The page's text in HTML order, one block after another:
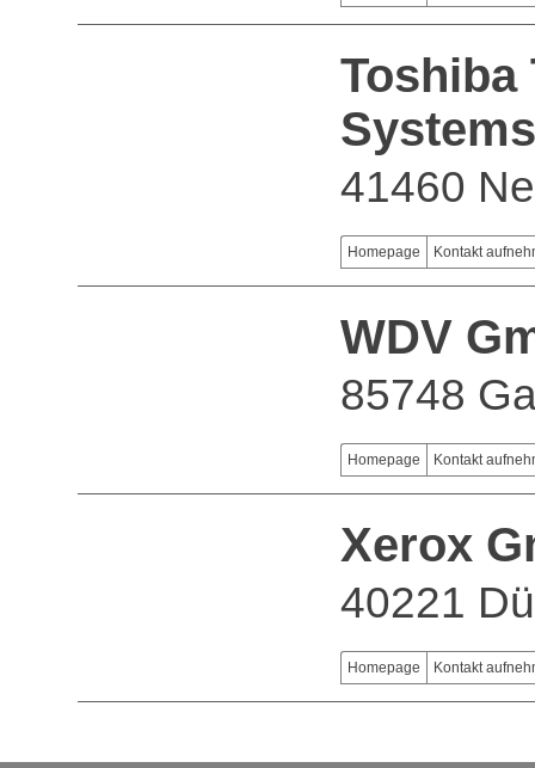
Toshiba
41460
Homepage Kontakt
WDV
85748
Homepage Kontakt
Xerox
40221
Homepage Kontakt